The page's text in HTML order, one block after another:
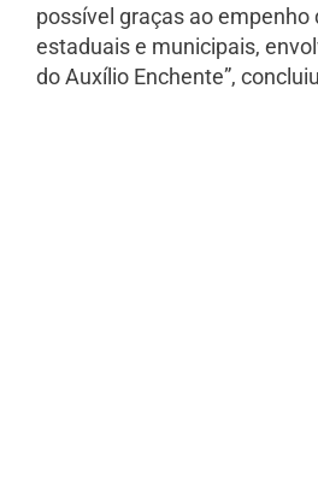
possível graças ao empenho
estaduais e municipais,
do Auxílio Enchente”,